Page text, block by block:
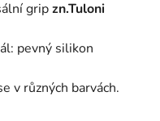
gripzn.Tuloni
pevný silikon
v různých barvách.